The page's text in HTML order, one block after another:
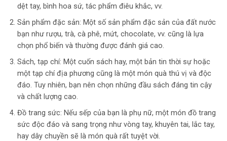
dệt tay, bình hoa sứ, tác phẩm điêu khắc, vv.
Sản phẩm đặc sản: Một số sản phẩm đặc sản của đất nước
bạn như rượu, trà, cà phê, mứt, chocolate, vv. cũng là lựa
chọn phổ biến và thường được đánh giá cao.
Sách, tạp chí: Một cuốn sách hay, một bản tin thời sự hoặc
một tạp chí địa phương cũng là một món quà thú vị và độc
đáo. Tuy nhiên, bạn nên chọn những đầu sách đáng tin cậy
và chất lượng cao.
Đồ trang sức: Nếu sếp của bạn là phụ nữ, một món đồ trang
sức độc đáo và sang trọng như vòng tay, khuyên tai, lắc tay,
hay dây chuyền sẽ là món quà rất tuyệt vời.